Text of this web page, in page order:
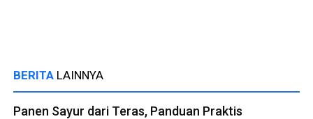
BERITA LAINNYA
Panen Sayur dari Teras, Panduan Praktis